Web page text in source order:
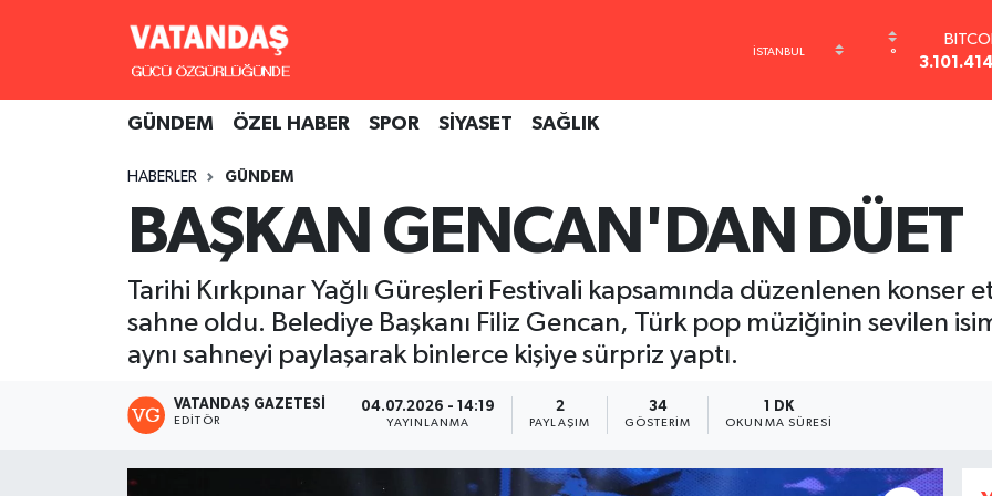
°
13.779
GÜNDEM ÖZEL HABER SPOR SİYASET SAĞLIK
HABERLER GÜNDEM
BAŞKAN GENCAN'DAN DÜET
Tarihi Kırkpınar Yağlı Güreşleri Festivali kapsamında düzenlenen
sahne oldu. Belediye Başkanı Filiz Gencan, Türk pop müziğinin sevilen
aynı sahneyi paylaşarak binlerce kişiye sürpriz yaptı.
VATANDAŞ GAZETESI
EDITÖR
04.07.2026 - 14:19
YAYINLANMA
2
PAYLAŞIM
34
GÖSTERIM
1 DK
OKUNMA SÜRESI
GÜNDEM
SİYASET
Hava Durumu
Tüm Manşetler
Son Dakika Haberleri
Haber Arşivi